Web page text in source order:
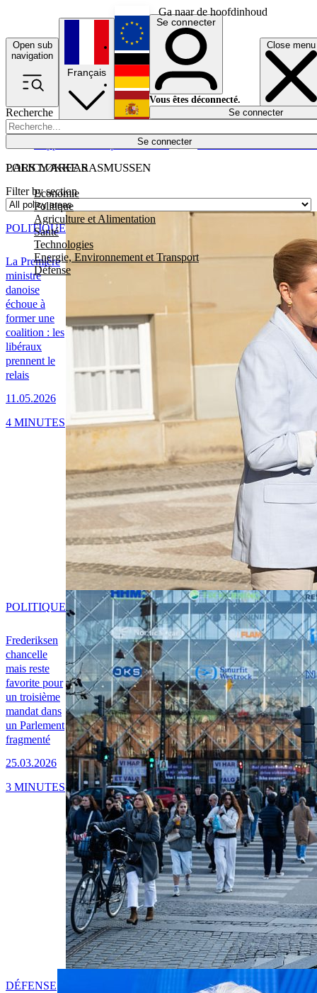
Ga naar de hoofdinhoud
Open sub
navigation
Close menu
Recherche
Se connecter
POLICY AREAS
Economie
Politique
Agriculture et Alimentation
Santé
Technologies
Energie, Environnement et Transport
Défense
Économie
Français
English
Deutsch
Español
Se connecter
Vous êtes déconnecté.
Se connecter
LARS LØKKE RASMUSSEN
Filter by section
La Première
ministre
danoise
échoue à
former une
coalition : les
libéraux
prennent le
relais
11.05.2026
POLITIQUE
4 MINUTES
Frederiksen
chancelle
mais reste
favorite pour
un troisième
mandat dans
un Parlement
fragmenté
25.03.2026
POLITIQUE
3 MINUTES
DÉFENSE